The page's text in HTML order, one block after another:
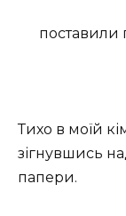
поставили
Тихо в моїй
зігнувшись
папери.